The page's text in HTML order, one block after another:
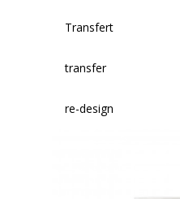
Transfert
transfer
re-design